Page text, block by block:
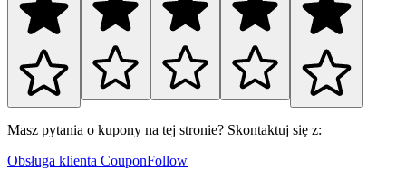
Masz pytania o kupony na tej stronie? Skontaktuj się z:
Obsługa klienta CouponFollow